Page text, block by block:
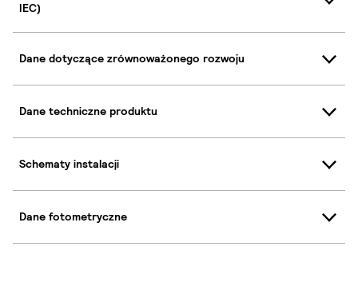
IEC)
Dane dotyczące zrównoważonego rozwoju
Dane techniczne produktu
Schematy instalacji
Dane fotometryczne